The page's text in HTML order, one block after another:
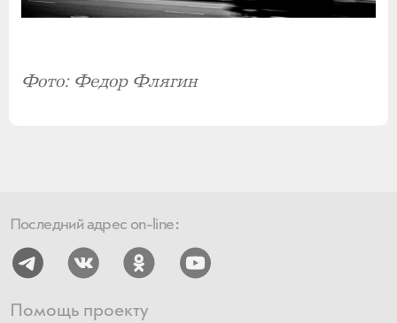
Фото: Федор Флягин
Последний адрес on-line:
Помощь проекту